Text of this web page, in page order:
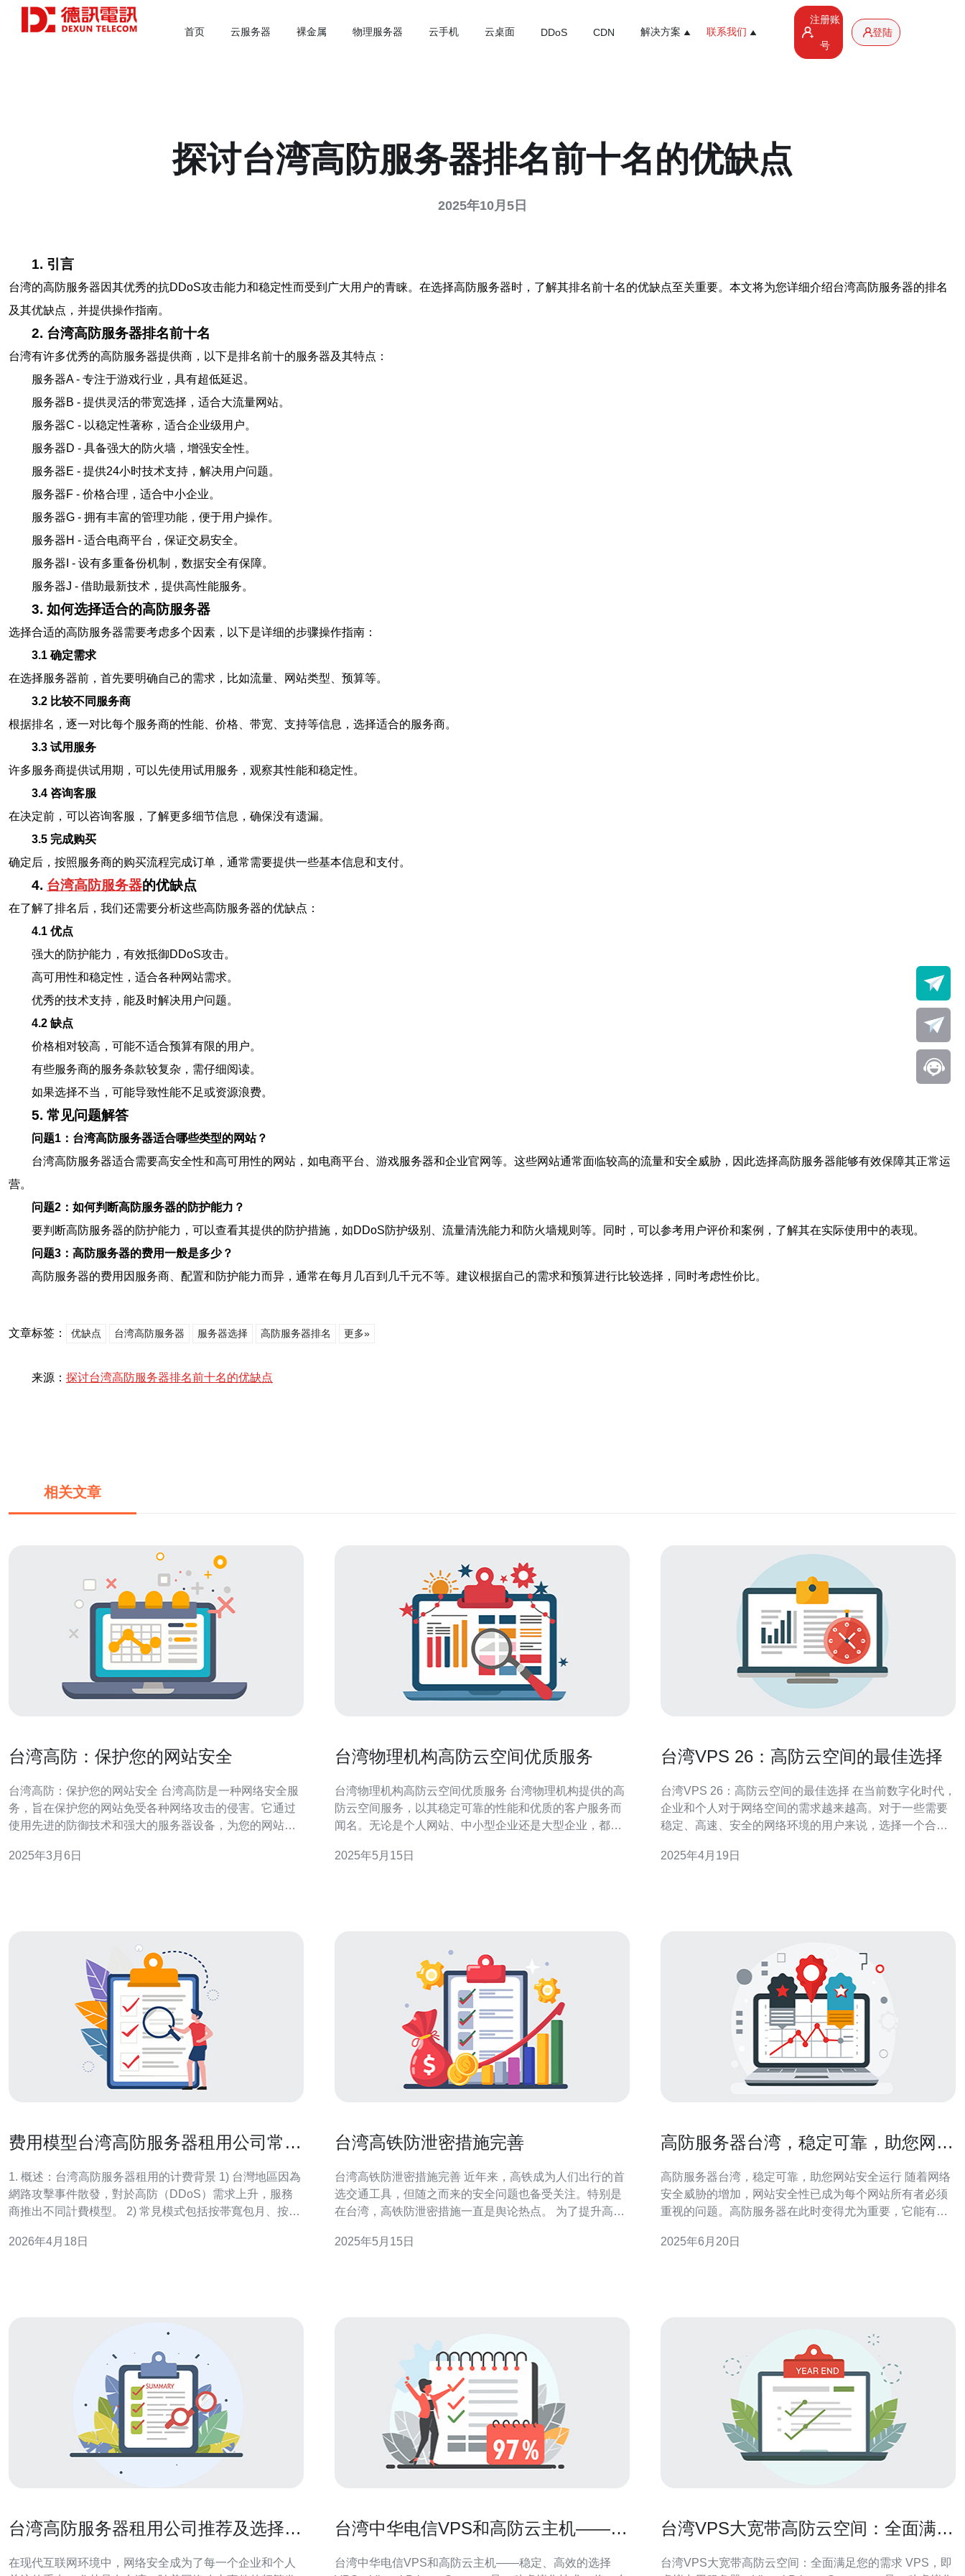
首页 云服务器 裸金属 物理服务器 云手机 云桌面 DDoS CDN 解决方案 联系我们
注册账
号
登陆
探讨台湾高防服务器排名前十名的优缺点
2025年10月5日
1. 引言
台湾的高防服务器因其优秀的抗DDoS攻击能力和稳定性而受到广大用户的青睐。在选择高防服务器时，了解其排名前十名的优缺点至关重要。本文将为您详细介绍台湾高防服务器的排名
及其优缺点，并提供操作指南。
2. 台湾高防服务器排名前十名
台湾有许多优秀的高防服务器提供商，以下是排名前十的服务器及其特点：
服务器A - 专注于游戏行业，具有超低延迟。
服务器B - 提供灵活的带宽选择，适合大流量网站。
服务器C - 以稳定性著称，适合企业级用户。
服务器D - 具备强大的防火墙，增强安全性。
服务器E - 提供24小时技术支持，解决用户问题。
服务器F - 价格合理，适合中小企业。
服务器G - 拥有丰富的管理功能，便于用户操作。
服务器H - 适合电商平台，保证交易安全。
服务器I - 设有多重备份机制，数据安全有保障。
服务器J - 借助最新技术，提供高性能服务。
3. 如何选择适合的高防服务器
选择合适的高防服务器需要考虑多个因素，以下是详细的步骤操作指南：
3.1 确定需求
在选择服务器前，首先要明确自己的需求，比如流量、网站类型、预算等。
3.2 比较不同服务商
根据排名，逐一对比每个服务商的性能、价格、带宽、支持等信息，选择适合的服务商。
3.3 试用服务
许多服务商提供试用期，可以先使用试用服务，观察其性能和稳定性。
3.4 咨询客服
在决定前，可以咨询客服，了解更多细节信息，确保没有遗漏。
3.5 完成购买
确定后，按照服务商的购买流程完成订单，通常需要提供一些基本信息和支付。
4. 台湾高防服务器的优缺点
在了解了排名后，我们还需要分析这些高防服务器的优缺点：
4.1 优点
强大的防护能力，有效抵御DDoS攻击。
高可用性和稳定性，适合各种网站需求。
优秀的技术支持，能及时解决用户问题。
4.2 缺点
价格相对较高，可能不适合预算有限的用户。
有些服务商的服务条款较复杂，需仔细阅读。
如果选择不当，可能导致性能不足或资源浪费。
5. 常见问题解答
问题1：台湾高防服务器适合哪些类型的网站？
台湾高防服务器适合需要高安全性和高可用性的网站，如电商平台、游戏服务器和企业官网等。这些网站通常面临较高的流量和安全威胁，因此选择高防服务器能够有效保障其正常运
营。
问题2：如何判断高防服务器的防护能力？
要判断高防服务器的防护能力，可以查看其提供的防护措施，如DDoS防护级别、流量清洗能力和防火墙规则等。同时，可以参考用户评价和案例，了解其在实际使用中的表现。
问题3：高防服务器的费用一般是多少？
高防服务器的费用因服务商、配置和防护能力而异，通常在每月几百到几千元不等。建议根据自己的需求和预算进行比较选择，同时考虑性价比。
文章标签： 优缺点 台湾高防服务器 服务器选择 高防服务器排名 更多»
来源： 探讨台湾高防服务器排名前十名的优缺点
相关文章
台湾高防：保护您的网站安全
台湾高防：保护您的网站安全 台湾高防是一种网络安全服
务，旨在保护您的网站免受各种网络攻击的侵害。它通过
使用先进的防御技术和强大的服务器设备，为您的网站提
的威胁越来越严重。黑客利用漏洞和恶意软件来破坏网站
2025年3月6日
台湾物理机构高防云空间优质服务
台湾物理机构高防云空间优质服务 台湾物理机构提供的高
防云空间服务，以其稳定可靠的性能和优质的客户服务而
闻名。无论是个人网站、中小型企业还是大型企业，都可
湾物理机构的高防云空间采用先进的技术和设备，确保用
2025年5月15日
台湾VPS 26：高防云空间的最佳选择
台湾VPS 26：高防云空间的最佳选择 在当前数字化时代，
企业和个人对于网络空间的需求越来越高。对于一些需要
稳定、高速、安全的网络环境的用户来说，选择一个合适
VPS 26是一种高防云空间，被认为是最佳选择。 高防云空
2025年4月19日
费用模型台湾高防服务器租用公司常见
1. 概述：台湾高防服务器租用的计费背景 1) 台灣地區因為
網路攻擊事件散發，對於高防（DDoS）需求上升，服務
商推出不同計費模型。 2) 常見模式包括按帯寬包月、按流
時須同時評估基礎主機（CPU/內存/硬碟）與防護能力
2026年4月18日
台湾高铁防泄密措施完善
台湾高铁防泄密措施完善 近年来，高铁成为人们出行的首
选交通工具，但随之而来的安全问题也备受关注。特别是
在台湾，高铁防泄密措施一直是舆论热点。 为了提升高铁
措施。通过引入先进的监控技术，及时发现问题并及时处
2025年5月15日
高防服务器台湾，稳定可靠，助您网站
高防服务器台湾，稳定可靠，助您网站安全运行 随着网络
安全威胁的增加，网站安全性已成为每个网站所有者必须
重视的问题。高防服务器在此时变得尤为重要，它能有效
稳定运行。 台湾作为亚洲地区的网络中心，具有优越的网
2025年6月20日
台湾高防服务器租用公司推荐及选择指
在现代互联网环境中，网络安全成为了每一个企业和个人
台湾中华电信VPS和高防云主机——稳
台湾中华电信VPS和高防云主机——稳定、高效的选择
台湾VPS大宽带高防云空间：全面满足
台湾VPS大宽带高防云空间：全面满足您的需求 VPS，即